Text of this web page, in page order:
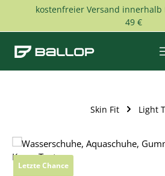
Zum Hauptinhalt springen
kostenfreier Versand innerhalb
49 €
Skin Fit Light
Bildergalerie überspringen
Letzte Chance